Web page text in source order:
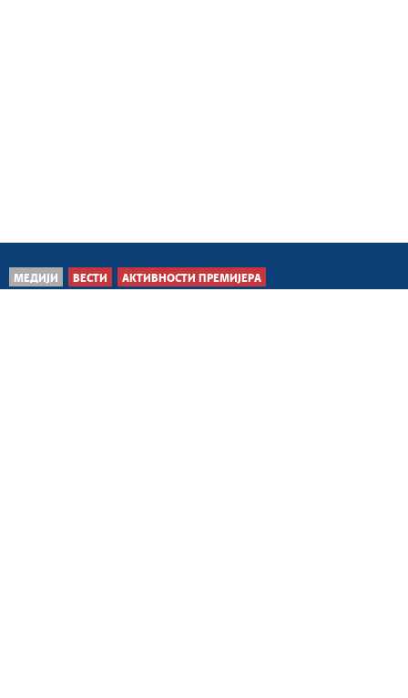
МЕДИЈИ ВЕСТИ АКТИВНОСТИ ПРЕМИЈЕРА